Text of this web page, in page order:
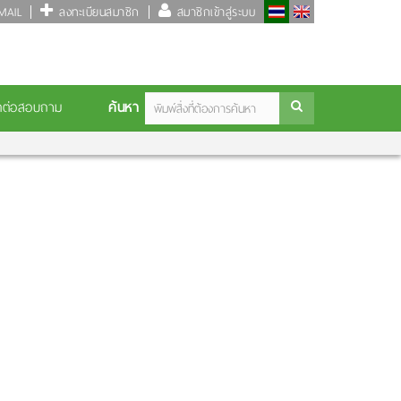
ลงทะเบียนสมาชิก สมาชิกเข้าสู่ระบบ
อสอบถาม ค้นหา